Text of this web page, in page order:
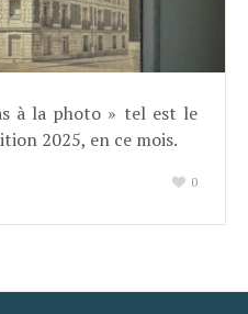
à la photo » tel est le
2025, en ce mois.
0